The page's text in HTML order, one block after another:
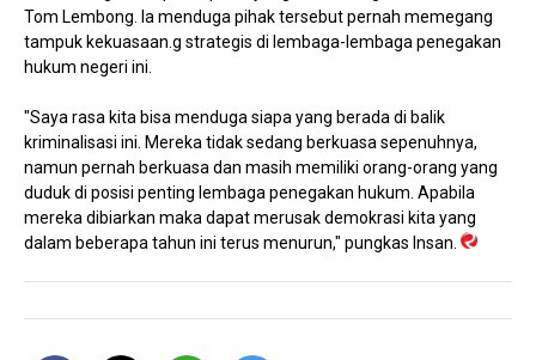
Tom Lembong. Ia menduga pihak tersebut pernah memegang
tampuk kekuasaan.g strategis di lembaga-lembaga penegakan
hukum negeri ini.
"Saya rasa kita bisa menduga siapa yang berada di balik
kriminalisasi ini. Mereka tidak sedang berkuasa sepenuhnya,
namun pernah berkuasa dan masih memiliki orang-orang yang
duduk di posisi penting lembaga penegakan hukum. Apabila
mereka dibiarkan maka dapat merusak demokrasi kita yang
dalam beberapa tahun ini terus menurun," pungkas Insan.